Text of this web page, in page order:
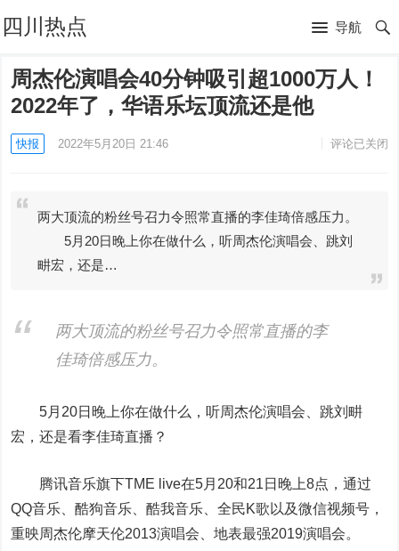
四川热点 导航
周杰伦演唱会40分钟吸引超1000万人！
2022年了，华语乐坛顶流还是他
快报 2022年5月20日 21:46 评论已关闭
两大顶流的粉丝号召力令照常直播的李佳琦倍感压力。
5月20日晚上你在做什么，听周杰伦演唱会、跳刘
畊宏，还是…
两大顶流的粉丝号召力令照常直播的李
佳琦倍感压力。
5月20日晚上你在做什么，听周杰伦演唱会、跳刘畊
宏，还是看李佳琦直播？
腾讯音乐旗下TME live在5月20和21日晚上8点，通过
QQ音乐、酷狗音乐、酷我音乐、全民K歌以及微信视频号，
重映周杰伦摩天伦2013演唱会、地表最强2019演唱会。